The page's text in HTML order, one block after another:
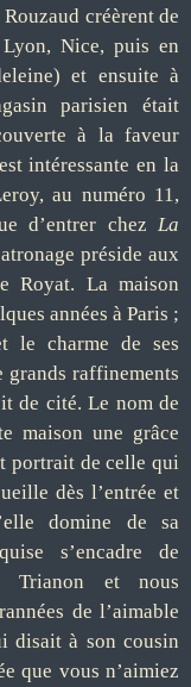
créèrent de
Nice, puis en
et ensuite à
parisien était
à la faveur
intéressante en la
au numéro 11,
d’entrer chez La
préside aux
Royat. La maison
années à Paris ;
le charme de ses
grands raffinements
de cité. Le nom de
maison une grâce
portrait de celle qui
dès l’entrée et
domine de sa
s’encadre de
Trianon et nous
de l’aimable
disait à son cousin
que vous n’aimiez